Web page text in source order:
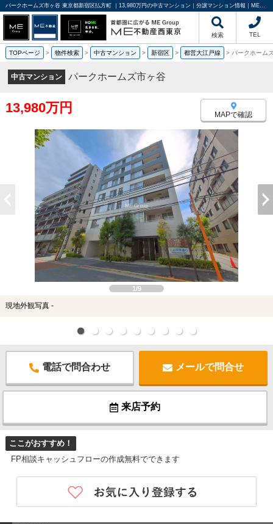
パークホームズ市ヶ谷 東京都新宿区払方町 ｜13,980万円の中古マンション｜分譲マンション情報｜ME不動産西東京
検索 TEL
TOPページ > 物件検索 > 中古マンション > 新宿区 > 都営大江戸線 > パークホーム
中古マンション パークホームズ市ヶ谷
13,980万円 MAPで確認
1/9
現地外観写真 -
電話で問合わせ メールで問合せ
来店予約
ここがおすすめ！
FP相談キャッシュフローの作成無料でできます